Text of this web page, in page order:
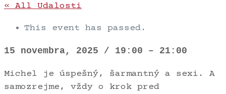
« All Udalosti
This event has passed.
15 novembra, 2025 / 19:00 – 21:00
Michel je úspešný, šarmantný a sexi. A
samozrejme, vždy o krok pred